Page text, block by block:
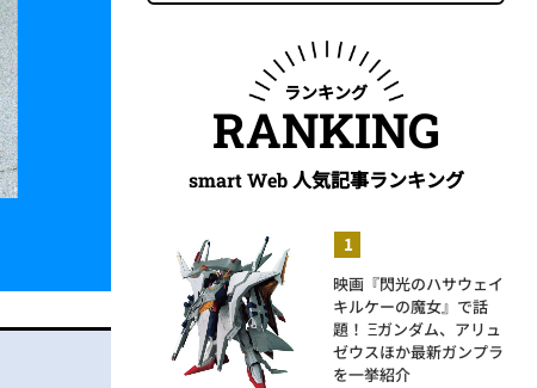
ランキング
RANKING
smart Web人気記事ランキング
映画『閃光のハサウェイ
キルケーの魔女』で話
題！ Ξガンダム、アリュ
ゼウスほか最新ガンプラ
を一挙紹介